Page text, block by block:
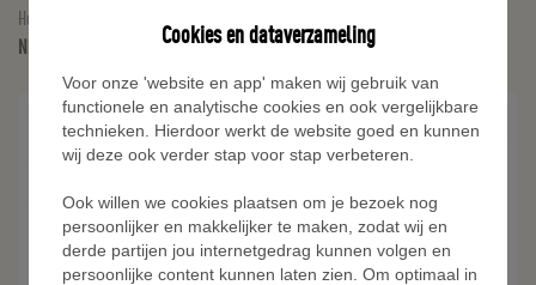
Home
Nike Academy Dri-FIT voetbaltrainingspak voor heren - Blauw
Cookies en dataverzameling
Voor onze 'website en app' maken wij gebruik van
functionele en analytische cookies en ook vergelijkbare
technieken. Hierdoor werkt de website goed en kunnen
wij deze ook verder stap voor stap verbeteren.
Ook willen we cookies plaatsen om je bezoek nog
persoonlijker en makkelijker te maken, zodat wij en
derde partijen jou internetgedrag kunnen volgen en
persoonlijke content kunnen laten zien. Om optimaal in